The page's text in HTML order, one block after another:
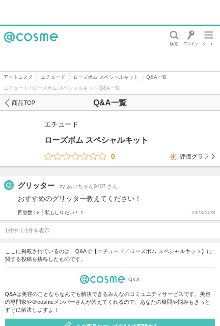
アットコスメ エチュード ローズボム スペシャルキット
Q&A一覧
エチュード / ローズボム スペシャルキット Q&A一覧
Q&A一覧
商品TOP
エチュード
ローズボム スペシャルキット
0
評価グラフ
グリッター by あいちゃん9407 さん
おすすめのグリッター教えてください！
回答数 52 私もしりたい！ 1 2023/10/8
1件中 1-1件を表示
ここに掲載されているのは、Q&Aで【エチュード／ローズボム スペシャルキット】に
関する投稿を抜粋したものです。
Q&Aは美容のことならなんでも解決できるみんなのコミュニティサービスです。美容
の専門家や＠cosmeメンバーさんが答えてくれるので、あなたの疑問や悩みもきっと
すぐに解決しますよ！